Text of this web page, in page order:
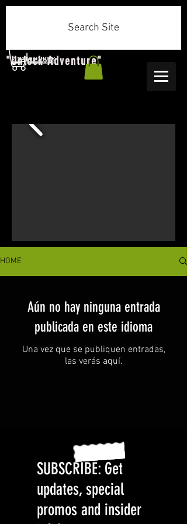
"Unlock Adventure"
Search Site
HOME
Aún no hay ninguna entrada
publicada en este idioma
Una vez que se publiquen entradas,
las verás aquí.
SUBSCRIBE: Get
updates, special
promos and insider